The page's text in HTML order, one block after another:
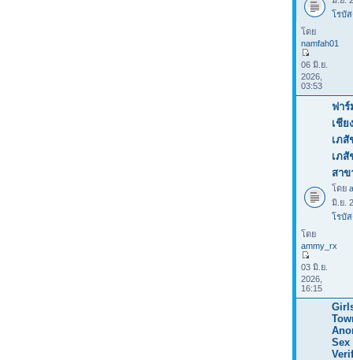
โรบั
โดย
namfah01
06 มิ.ย.
2026,
03:53
ฟา
เชีย
เภสั
เภสั
สาข
โดย
มิ.ย.
โรบั
โดย
ammy_rx
03 มิ.ย.
2026,
16:15
Sex